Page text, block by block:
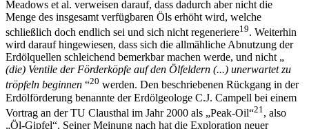
Meadows et al. verweisen darauf, dass dadurch aber nicht die
Menge des insgesamt verfügbaren Öls erhöht wird, welche
schließlich doch endlich sei und sich nicht regeneriere19. Weiterhin
wird darauf hingewiesen, dass sich die allmähliche Abnutzung der
Erdölquellen schleichend bemerkbar machen werde, und nicht „
(die) Ventile der Förderköpfe auf den Ölfeldern (...) unerwartet zu
tröpfeln beginnen “20 werden. Den beschriebenen Rückgang in der
Erdölförderung benannte der Erdölgeologe C.J. Campell bei einem
Vortrag an der TU Clausthal im Jahr 2000 als „Peak-Oil“21 , also
„Öl-Gipfel“. Seiner Meinung nach hat die Exploration neuer